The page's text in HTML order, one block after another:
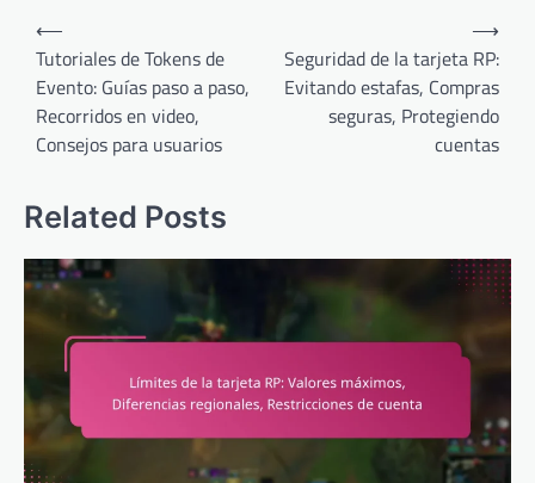
Post
navigation
⟵
Tutoriales de Tokens de
Evento: Guías paso a paso,
Recorridos en video,
Consejos para usuarios
Seguridad de la tarjeta RP:
Evitando estafas, Compras
seguras, Protegiendo
cuentas
⟶
Related Posts